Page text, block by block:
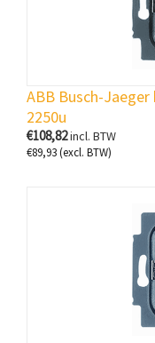
ABB Busch-
2250u
€108,82incl. BTW
€89,93(excl. BTW)